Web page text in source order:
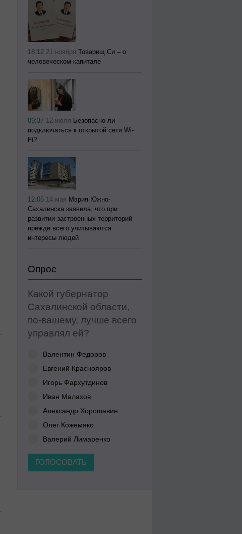
18:12 21 ноября Товарищ Си – о
человеческом капитале
09:37 12 июля Безопасно ли
подключаться к открытой сети Wi-
Fi?
12:05 14 мая Мэрия Южно-
Сахалинска заявила, что при
развитии застроенных территорий
прежде всего учитываются
интересы людей
Опрос
Какой губернатор
Сахалинской области,
по-вашему, лучше всего
управлял ей?
Валентин Федоров
Евгений Краснояров
Игорь Фархутдинов
Иван Малахов
Александр Хорошавин
Олег Кожемяко
Валерий Лимаренко
ГОЛОСОВАТЬ